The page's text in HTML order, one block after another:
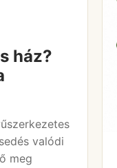
ház?
valódi
meg